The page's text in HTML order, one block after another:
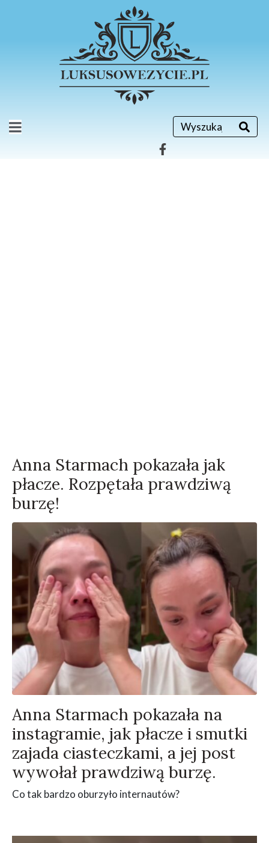
Anna Starmach pokazała jak
płacze. Rozpętała prawdziwą
burzę!
Anna Starmach pokazała na
instagramie, jak płacze i smutki
zajada ciasteczkami, a jej post
wywołał prawdziwą burzę.
Co tak bardzo oburzyło internautów?